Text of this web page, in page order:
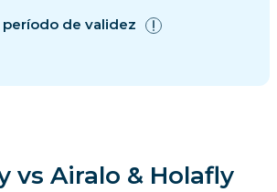
período de validez
vs Airalo & Holafly